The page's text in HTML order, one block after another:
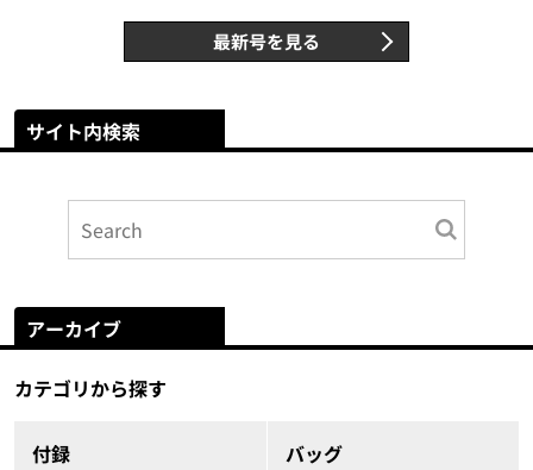
最新号を見る
サイト内検索
アーカイブ
カテゴリから探す
付録 バッグ